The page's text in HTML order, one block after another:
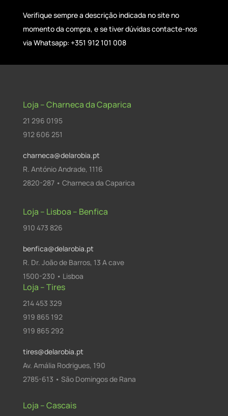
Verifique sempre a descrição indicada no site no
momento da compra, e se tiver dúvidas contacte-nos
via Whatsapp: +351 912 101 008
Loja – Charneca da Caparica
21 296 0195
912 606 251
charneca@delarobia.pt
R. António Andrade, 1116
2820-287 • Charneca da Caparica
Loja – Lisboa – Benfica
910 473 826
benfica@delarobia.pt
R. Dr. João de Barros, 13 A cave
1500-230 • Lisboa
Loja – Tires
214 453 329
919 865 192
919 865 292
tires@delarobia.pt
Av. Amália Rodrigues, 190
2785-613 • São Domingos de Rana
Loja – Cascais